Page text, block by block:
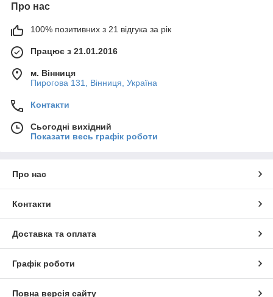
Про нас
100% позитивних з 21 відгука за рік
Працює з 21.01.2016
м. Вінниця
Пирогова 131, Вінниця, Україна
Контакти
Сьогодні вихідний
Показати весь графік роботи
Про нас
Контакти
Доставка та оплата
Графік роботи
Повна версія сайту